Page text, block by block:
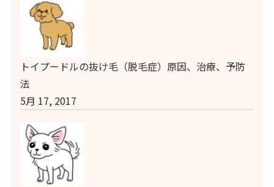
トイプードルの抜け毛（脱毛症）原因、治療、予防
法
5月 17, 2017